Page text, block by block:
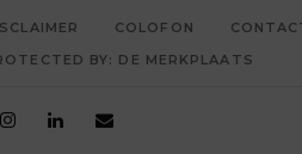
COLOFON
BY: DE MERKPLAATS